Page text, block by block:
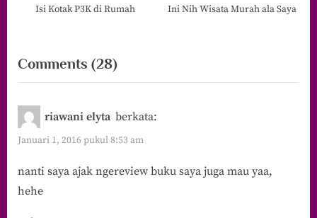
Isi Kotak P3K di Rumah Ini Nih Wisata Murah ala Saya
Comments (28)on
“Berkah
riawani elyta berkata:
Januari 1, 2016 pukul 8:53 am
nanti saya ajak ngereview buku saya juga mau yaa,
hehe